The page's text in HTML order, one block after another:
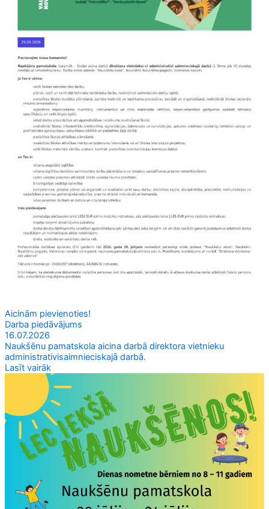
Aicinām pievienoties!
Darba piedāvājums
16.07.2026
Naukšēnu pamatskola aicina darbā direktora vietnieku
administrativisaimnieciskajā darbā.
Lasīt vairāk